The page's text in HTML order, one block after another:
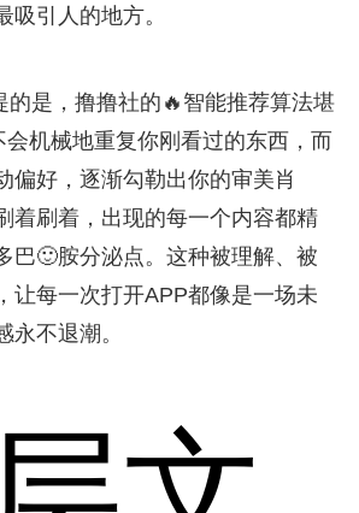
吸引人的地方。
的是，撸撸社的🔥智能推荐算法堪
会机械地重复你刚看过的东西，而
偏好，逐渐勾勒出你的审美肖
着刷着，出现的每一个内容都精
巴🙂胺分泌点。这种被理解、被
让每一次打开APP都像是一场未
永不退潮。